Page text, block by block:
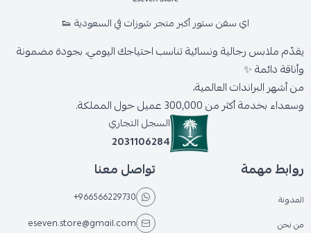
اي سفن ستور أكبر متجر شوزات في السعودية 👟
يقدّم ملابس رجالية ونسائية تناسب احتياجك اليومي، بجودة مضمونة
وأناقة دائمة ✨
من أشهر البراندات العالمية،
وسعداء بخدمة أكثر من 300,000 عميل حول المملكة.
السجل التجاري
2031106284
روابط مهمة
المدونة
من نحن
تواصل معنا
+966566229730
eseven.store@gmail.com